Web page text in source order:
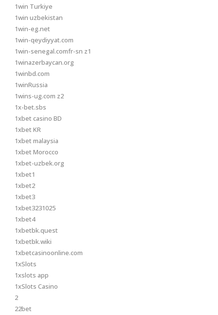
1win Turkiye
1win uzbekistan
1win-eg.net
1win-qeydiyyat.com
1win-senegal.comfr-sn z1
1winazerbaycan.org
1winbd.com
1winRussia
1wins-ug.com z2
1x-bet.sbs
1xbet casino BD
1xbet KR
1xbet malaysia
1xbet Morocco
1xbet-uzbek.org
1xbet1
1xbet2
1xbet3
1xbet3231025
1xbet4
1xbetbk.quest
1xbetbk.wiki
1xbetcasinoonline.com
1xSlots
1xslots app
1xSlots Casino
2
22bet